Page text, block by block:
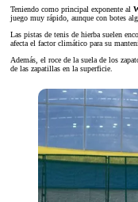
Teniendo como principal exponente al
juego muy rápido, aunque con botes
Las pistas de tenis de hierba suelen
afecta el factor climático para su
Además, el roce de la suela de los
de las zapatillas en la superficie.